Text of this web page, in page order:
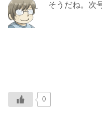
そうだね。次
0